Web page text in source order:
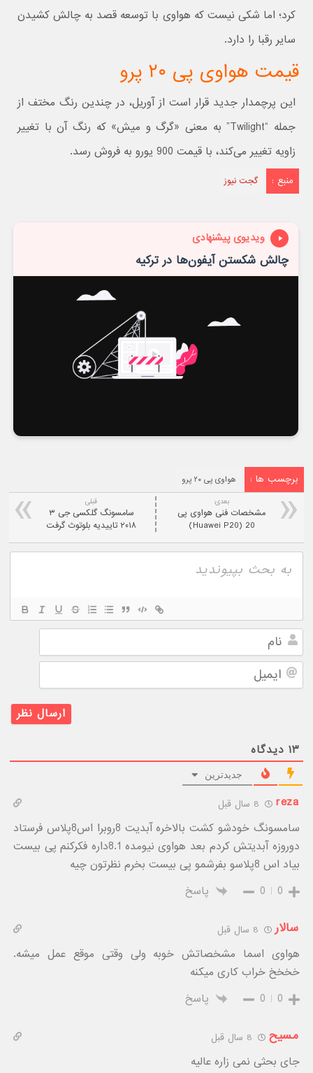
کرد؛ اما شکی نیست که هواوی با توسعه قصد به چالش کشیدن
سایر رقبا را دارد.
قیمت هواوی پی ۲۰ پرو
این پرچمدار جدید قرار است از آوریل، در چندین رنگ مختف از
جمله “Twilight” به معنی «گرگ و میش» که رنگ آن با تغییر
زاویه تغییر می‌کند، با قیمت 900 یورو به فروش رسد.
منبع : گجت نیوز
ویدیوی پیشنهادی
چالش شکستن آیفون‌ها در ترکیه
برچسب ها : هواوی پی ۲۰ پرو
قبلی
سامسونگ گلکسی جی ۳
۲۰۱۸ تاییدیه بلوتوث گرفت
بعدی:
مشخصات فنی هواوی پی
20 (Huawei P20)
ایمیل
۱۳ دیدگاه
جدیدترین
reza
سامسونگ خودشو کشت بالاخره آبدیت 8روبرا اس8پلاس فرستاد
دوروزه آبدیتش کردم بعد هواوی نیومده 8.1داره فکرکنم پی بیست
بیاد اس 8پلاسو بفرشمو پی بیست بخرم نظرتون چیه
0
0 پاسخ
سالار
هواوی اسما مشخصاتش خوبه ولی وقتی موقع عمل میشه.
خخخخ خراب کاری میکنه
0
0 پاسخ
مسیح
جای بحثی نمی زاره عالیه